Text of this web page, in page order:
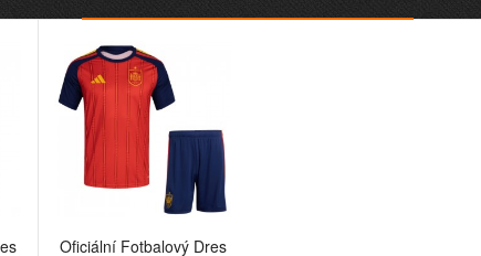
Oficiální Fotbalový Dres